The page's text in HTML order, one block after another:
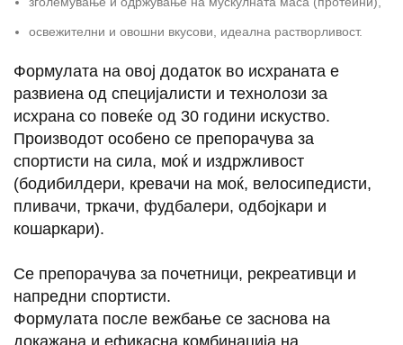
освежителни и овошни вкусови, идеална растворливост.
Формулата на овој додаток во исхраната е
развиена од специјалисти и технолози за
исхрана со повеќе од 30 години искуство.
Производот особено се препорачува за
спортисти на сила, моќ и издржливост
(бодибилдери, кревачи на моќ, велосипедисти,
пливачи, тркачи, фудбалери, одбојкари и
кошаркари).
Се препорачува за почетници, рекреативци и
напредни спортисти.
Формулата после вежбање се заснова на
докажана и ефикасна комбинација на